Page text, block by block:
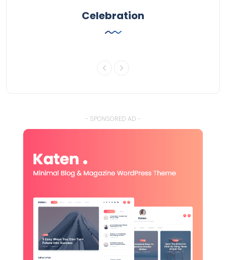
Celebration
- SPONSORED AD -